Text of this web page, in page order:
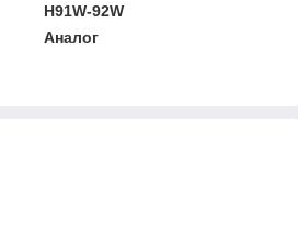
H91W-92W
Аналог